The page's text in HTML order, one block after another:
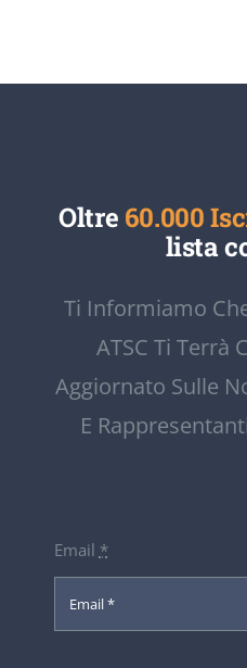
Oltre 60.000
lista
Ti Informiamo
ATSC Ti Terrà
Aggiornato Sulle
E
Email *